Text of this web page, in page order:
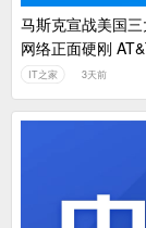
马斯克宣战美国
网络正面硬刚
IT之家 3天前